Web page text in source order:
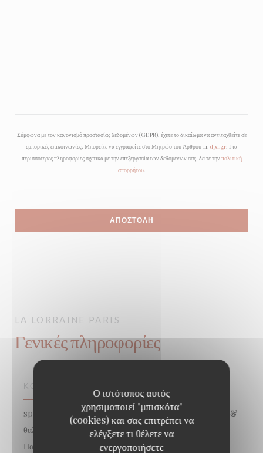
Ο ιστότοπος αυτός
χρησιμοποιεί "μπισκότα"
(cookies) και σας επιτρέπει να
ελέγξετε τι θέλετε να
ενεργοποιήσετε
Σύμφωνα με τον κανονισμό προστασίας δεδομένων (GDPR), έχετε το δικαίωμα να αντιταχθείτε σε
εμπορικές επικοινωνίες. Μπορείτε να εγγραφείτε στο Μητρώο του Άρθρου 11: dpa.gr. Για
περισσότερες πληροφορίες σχετικά με την επεξεργασία των δεδομένων σας, δείτε τηνπολιτική
απορρήτου.
LA LORRAINE PARIS
Γενικές πληροφορίες
ΚΟΥΖΊΝΑ
spécialisé poisson, Θαλασσινά για να πάρει μακριά, Ψάρια &
θαλασσινά, Κουζίνα française traditionnelle créative,
Παραδοσιακή Κουζίνα